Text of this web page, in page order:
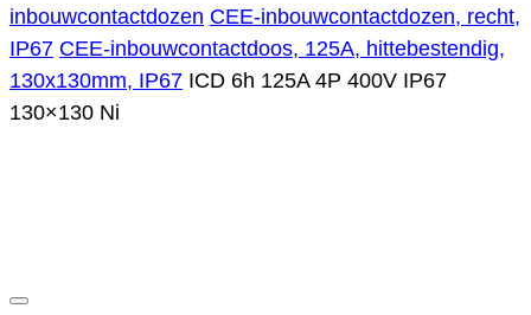
inbouwcontactdozen CEE-inbouwcontactdozen, recht,
IP67 CEE-inbouwcontactdoos, 125A, hittebestendig,
130x130mm, IP67 ICD 6h 125A 4P 400V IP67
130×130 Ni